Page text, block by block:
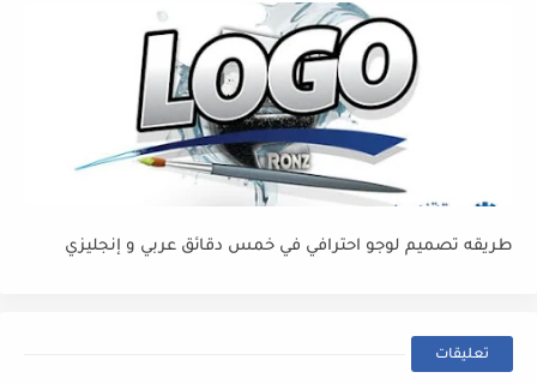
طريقه تصميم لوجو احترافي في خمس دقائق عربي و إنجليزي
تعليقات